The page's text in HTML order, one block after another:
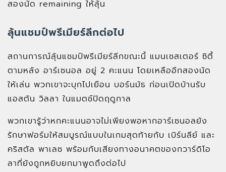
สองนัด remaining ให้ลุ้น
ลุ้นแชมป์พรีเมียร์ลีกต่อไป
สถานการณ์ลุ้นแชมป์พรีเมียร์ลีกขณะนี้ แมนเชสเตอร์ ซิตี้
ตามหลัง อาร์เซนอล อยู่ 2 คะแนน โดยเหลืออีกสองนัด
ให้เล่น พวกเขาจะบุกไปเยือน บอร์นมัธ ก่อนเปิดบ้านรับ
แอสตัน วิลลา ในแมตช์ปิดฤดูกาล
พวกเขารู้ว่าหกคะแนนอาจไม่เพียงพอหากอาร์เซนอลยัง
รักษาฟอร์มให้สมบูรณ์แบบในเกมสุดท้ายกับ เบิร์นลีย์ และ
คริสตัล พาเลซ พร้อมกับเสียงทางอนาคตของกวาร์ดิโอ
ลาที่ยังถูกหยิบยกมาพูดถึงต่อไป